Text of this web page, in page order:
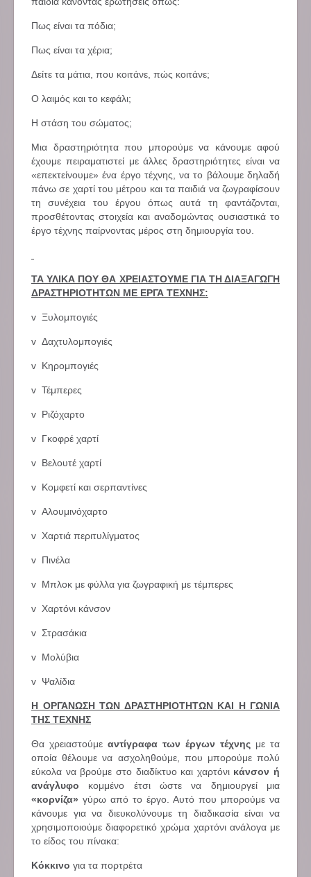
Πως είναι τα πόδια;
Πως είναι τα χέρια;
Δείτε τα μάτια, που κοιτάνε, πώς κοιτάνε;
Ο λαιμός και το κεφάλι;
Η στάση του σώματος;
Μια δραστηριότητα που μπορούμε να κάνουμε αφού
έχουμε πειραματιστεί με άλλες δραστηριότητες είναι να
«επεκτείνουμε» ένα έργο τέχνης, να το βάλουμε δηλαδή
πάνω σε χαρτί του μέτρου και τα παιδιά να ζωγραφίσουν
τη συνέχεια του έργου όπως αυτά τη φαντάζονται,
προσθέτοντας στοιχεία και αναδομώντας ουσιαστικά το
έργο τέχνης παίρνοντας μέρος στη δημιουργία του.
ΤΑ ΥΛΙΚΑ ΠΟΥ ΘΑ ΧΡΕΙΑΣΤΟΥΜΕ ΓΙΑ ΤΗ ΔΙΑΞΑΓΩΓΗ
ΔΡΑΣΤΗΡΙΟΤΗΤΩΝ ΜΕ ΕΡΓΑ ΤΕΧΝΗΣ:
v Ξυλομπογιές
v Δαχτυλομπογιές
v Κηρομπογιές
v Τέμπερες
v Ριζόχαρτο
v Γκοφρέ χαρτί
v Βελουτέ χαρτί
v Κομφετί και σερπαντίνες
v Αλουμινόχαρτο
v Χαρτιά περιτυλίγματος
v Πινέλα
v Μπλοκ με φύλλα για ζωγραφική με τέμπερες
v Χαρτόνι κάνσον
v Στρασάκια
v Μολύβια
v Ψαλίδια
Η ΟΡΓΑΝΩΣΗ ΤΩΝ ΔΡΑΣΤΗΡΙΟΤΗΤΩΝ ΚΑΙ Η ΓΩΝΙΑ
ΤΗΣ ΤΕΧΝΗΣ
Θα χρειαστούμε αντίγραφα των έργων τέχνης με τα
οποία θέλουμε να ασχοληθούμε, που μπορούμε πολύ
εύκολα να βρούμε στο διαδίκτυο και χαρτόνι κάνσον ή
ανάγλυφο κομμένο έτσι ώστε να δημιουργεί μια
«κορνίζα» γύρω από το έργο. Αυτό που μπορούμε να
κάνουμε για να διευκολύνουμε τη διαδικασία είναι να
χρησιμοποιούμε διαφορετικό χρώμα χαρτόνι ανάλογα με
το είδος του πίνακα:
Κόκκινο για τα πορτρέτα